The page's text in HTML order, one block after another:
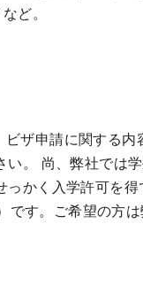
ど。
ザ申請に関する内
。 尚、弊社では
かく入学許可を
す。ご希望の方は